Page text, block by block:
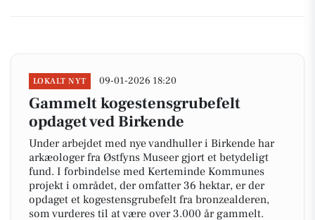
LOKALT NYT 09-01-2026 18:20
Gammelt kogestensgrubefelt
opdaget ved Birkende
Under arbejdet med nye vandhuller i Birkende har
arkæologer fra Østfyns Museer gjort et betydeligt
fund. I forbindelse med Kerteminde Kommunes
projekt i området, der omfatter 36 hektar, er der
opdaget et kogestensgrubefelt fra bronzealderen,
som vurderes til at være over 3.000 år gammelt.